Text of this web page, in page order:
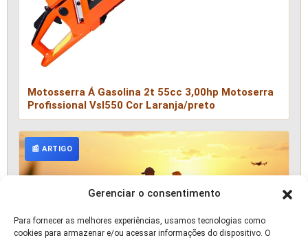
Gerenciar o consentimento
Para fornecer as melhores experiências, usamos tecnologias como
cookies para armazenar e/ou acessar informações do dispositivo. O
Motosserra Á Gasolina 2t 55cc 3,00hp Motoserra
Profissional Vsl550 Cor Laranja/preto
📰 ARTIGO